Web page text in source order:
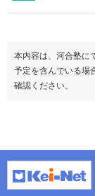
本内容は、河合塾に
予定を含んでいる場
確認ください。